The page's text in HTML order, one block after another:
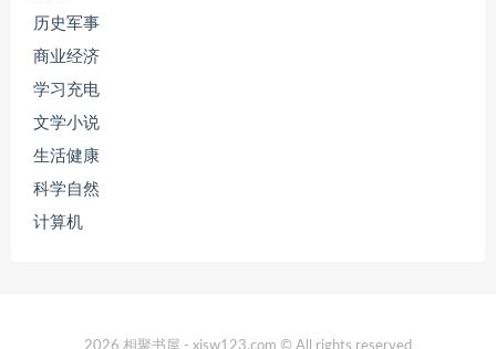
历史军事
商业经济
学习充电
文学小说
生活健康
科学自然
计算机